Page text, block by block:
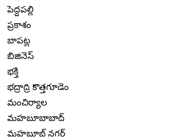
పెద్దపల్లి
ప్రకాశం
బాపట్ల
బిజినెస్
భక్తి
భద్రాద్రి కొత్తగూడెం
మంచిర్యాల
మహబూబాబాద్
మహబూబ్ నగర్